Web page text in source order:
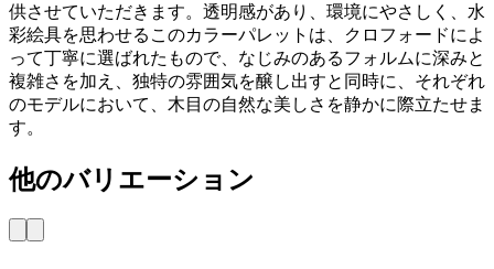
供させていただきます。透明感があり、環境にやさしく、水
彩絵具を思わせるこのカラーパレットは、クロフォードによ
って丁寧に選ばれたもので、なじみのあるフォルムに深みと
複雑さを加え、独特の雰囲気を醸し出すと同時に、それぞれ
のモデルにおいて、木目の自然な美しさを静かに際立たせま
す。
他のバリエーション